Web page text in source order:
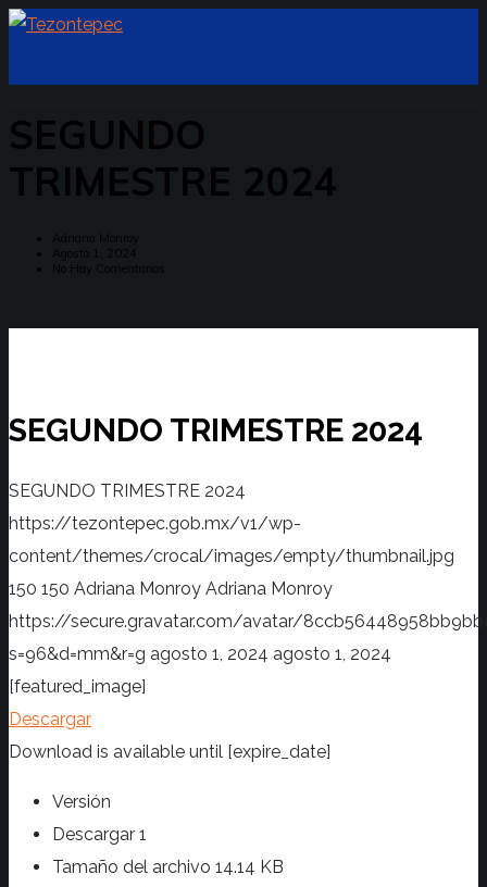
SEGUNDO
TRIMESTRE 2024
Adriana Monroy
Agosto 1, 2024
No Hay Comentarios
SEGUNDO TRIMESTRE 2024
SEGUNDO TRIMESTRE 2024
https://tezontepec.gob.mx/v1/wp-
content/themes/crocal/images/empty/thumbnail.jpg
150 150 Adriana Monroy Adriana Monroy
https://secure.gravatar.com/avatar/
s=96&d=mm&r=g agosto 1, 2024 agosto 1, 2024
[featured_image]
Descargar
Download is available until [expire_date]
Versión
Descargar 1
Tamaño del archivo 14.14 KB